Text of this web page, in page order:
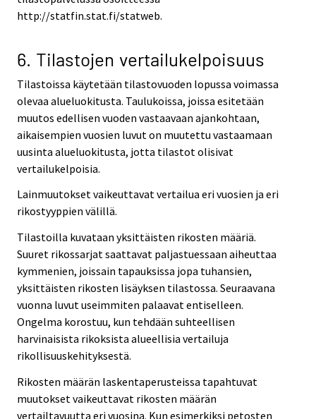
http://statfin.stat.fi/statweb.
6. Tilastojen vertailukelpoisuus
Tilastoissa käytetään tilastovuoden lopussa voimassa
olevaa alueluokitusta. Taulukoissa, joissa esitetään
muutos edellisen vuoden vastaavaan ajankohtaan,
aikaisempien vuosien luvut on muutettu vastaamaan
uusinta alueluokitusta, jotta tilastot olisivat
vertailukelpoisia.
Lainmuutokset vaikeuttavat vertailua eri vuosien ja eri
rikostyyppien välillä.
Tilastoilla kuvataan yksittäisten rikosten määriä.
Suuret rikossarjat saattavat paljastuessaan aiheuttaa
kymmenien, joissain tapauksissa jopa tuhansien,
yksittäisten rikosten lisäyksen tilastossa. Seuraavana
vuonna luvut useimmiten palaavat entiselleen.
Ongelma korostuu, kun tehdään suhteellisen
harvinaisista rikoksista alueellisia vertailuja
rikollisuuskehityksestä.
Rikosten määrän laskentaperusteissa tapahtuvat
muutokset vaikeuttavat rikosten määrän
vertailtavuutta eri vuosina. Kun esimerkiksi petosten